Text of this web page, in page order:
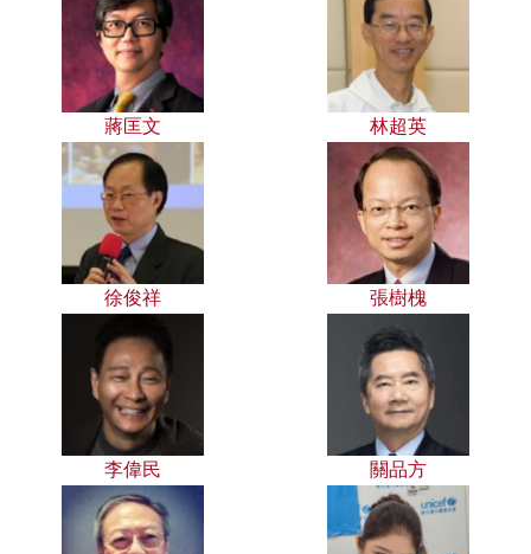
蔣匡文 林超英
徐俊祥 張樹槐
李偉民 關品方